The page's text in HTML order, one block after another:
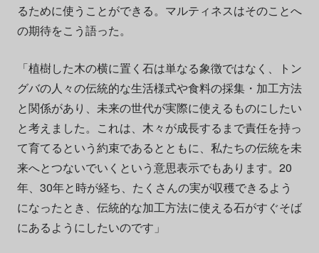
るために使うことができる。マルティネスはそのことへ
の期待をこう語った。
「植樹した木の横に置く石は単なる象徴ではなく、トン
グバの人々の伝統的な生活様式や食料の採集・加工方法
と関係があり、未来の世代が実際に使えるものにしたい
と考えました。これは、木々が成長するまで責任を持っ
て育てるという約束であるとともに、私たちの伝統を未
来へとつないでいくという意思表示でもあります。20
年、30年と時が経ち、たくさんの実が収穫できるよう
になったとき、伝統的な加工方法に使える石がすぐそば
にあるようにしたいのです」